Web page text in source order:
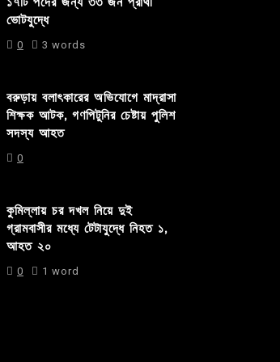
ভোটযুদ্ধে
0 3 words
বরুড়ায় বলাৎকারের অভিযোগে মাদ্রাসা
শিক্ষক আটক, গণপিটুনির চেষ্টায় পুলিশ
সদস্য আহত
0
কুমিল্লায় চর দখল নিয়ে দুই
গ্রামবাসীর মধ্যে টেটাযুদ্ধে নিহত ১,
আহত ২০
0 1 word